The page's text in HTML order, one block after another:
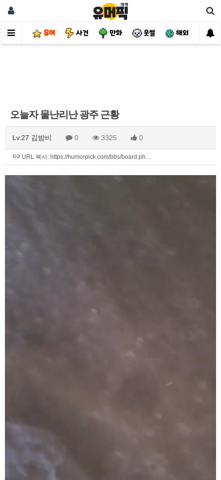
유머 사건 만화 웃썰 해외 핫
오늘자 물난리난 광주 근황
Lv.27 김밤비 0 3325 0
URL 복사: https://humorpick.com/bbs/board.ph…